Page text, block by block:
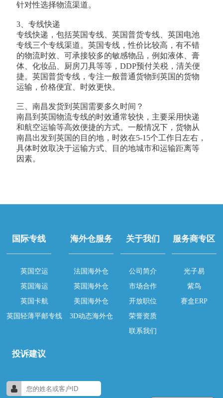
针对性选择物流渠道。
3、专线快递
专线快递，包括英国专线、英国普货专线、英国电池
专线三个专线渠道。英国专线，性价比较高，有不错
的物流时效、可承接较多的敏感物品，例如液体、膏
体、化妆品、厨房刀具等等，DDP预付关税，清关便
捷。英国普货专线，专注一般普通货物到英国的货物
运输，价格便宜、时效更快。
三、南昌发货到英国需要多久时间？
南昌到英国物流专线的时效通常较快，主要采用快递
和航空运输等高效便捷的方式。一般情况下，货物从
南昌出发到英国的目的地，时效在5-15个工作日左右，
具体时效取决于运输方式、目的地城市和运输距离等
因素。
国际专线
英国空运
英国海运
英国卡航
英国轻薄平邮专线
海外仓服务
法国海外仓
英国海外仓
美国海外仓
3D动态海外仓
关于我们
公司简介
市场合作
开放职位
荣誉资质
联系我们
服务商专区
光子易
紫鸟
赛盒ERP
投诉建议